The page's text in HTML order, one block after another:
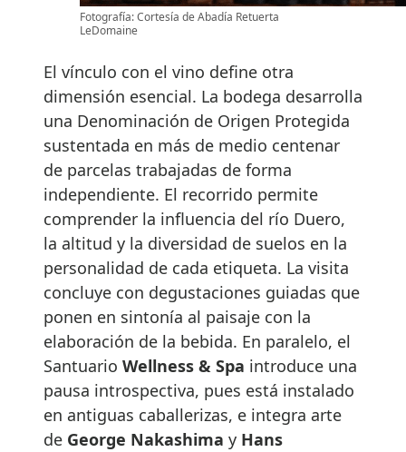
Fotografía: Cortesía de Abadía Retuerta
LeDomaine
El vínculo con el vino define otra
dimensión esencial. La bodega desarrolla
una Denominación de Origen Protegida
sustentada en más de medio centenar
de parcelas trabajadas de forma
independiente. El recorrido permite
comprender la influencia del río Duero,
la altitud y la diversidad de suelos en la
personalidad de cada etiqueta. La visita
concluye con degustaciones guiadas que
ponen en sintonía al paisaje con la
elaboración de la bebida. En paralelo, el
Santuario Wellness & Spa introduce una
pausa introspectiva, pues está instalado
en antiguas caballerizas, e integra arte
de George Nakashima y Hans